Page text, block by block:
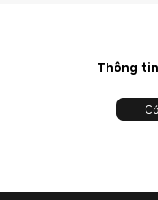
Thông
Có